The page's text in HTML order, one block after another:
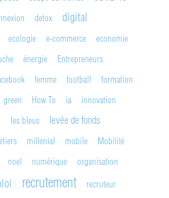
detox digital
ecologie e-commerce economie
énergie Entrepreneurs
femme football
formation
green How To ia
innovation
les bleus levée de fonds
millenial mobile
Mobilité
noel numérique
organisation
recrutement
recruteur